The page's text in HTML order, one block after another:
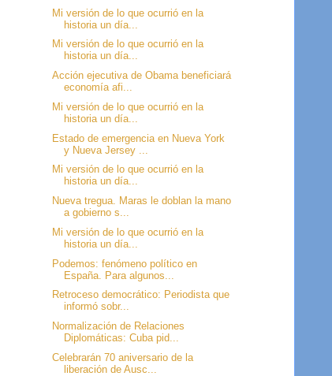
Mi versión de lo que ocurrió en la
historia un día...
Mi versión de lo que ocurrió en la
historia un día...
Acción ejecutiva de Obama beneficiará
economía afi...
Mi versión de lo que ocurrió en la
historia un día...
Estado de emergencia en Nueva York
y Nueva Jersey ...
Mi versión de lo que ocurrió en la
historia un día...
Nueva tregua. Maras le doblan la mano
a gobierno s...
Mi versión de lo que ocurrió en la
historia un día...
Podemos: fenómeno político en
España. Para algunos...
Retroceso democrático: Periodista que
informó sobr...
Normalización de Relaciones
Diplomáticas: Cuba pid...
Celebrarán 70 aniversario de la
liberación de Ausc...